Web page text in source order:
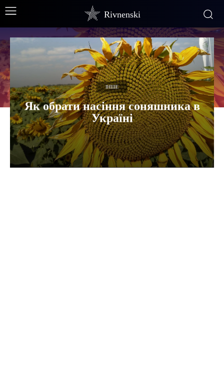
Rivnenski
ІНШЕ
Як обрати насіння соняшника в
Україні